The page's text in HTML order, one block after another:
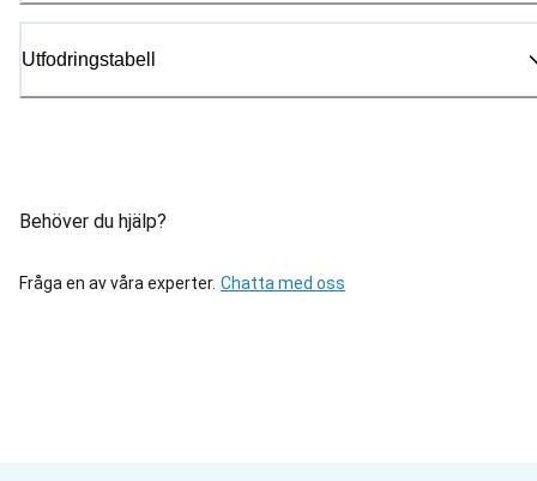
Utfodringstabell
Behöver du hjälp?
Fråga en av våra experter. Chatta med oss